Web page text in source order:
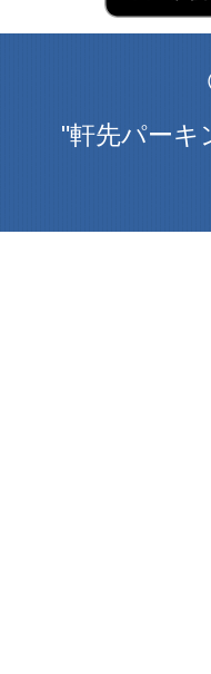
"軒先パーキ